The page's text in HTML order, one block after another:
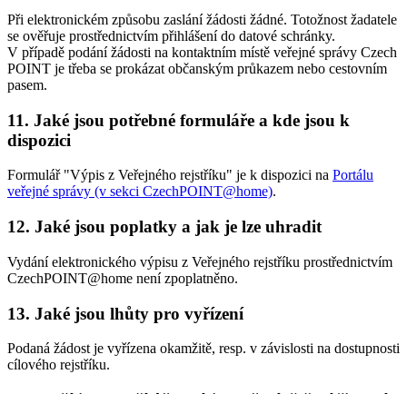
Při elektronickém způsobu zaslání žádosti žádné. Totožnost žadatele
se ověřuje prostřednictvím přihlášení do datové schránky.
V případě podání žádosti na kontaktním místě veřejné správy Czech
POINT je třeba se prokázat občanským průkazem nebo cestovním
pasem.
11. Jaké jsou potřebné formuláře a kde jsou k
dispozici
Formulář "Výpis z Veřejného rejstříku" je k dispozici na Portálu
veřejné správy (v sekci CzechPOINT@home).
12. Jaké jsou poplatky a jak je lze uhradit
Vydání elektronického výpisu z Veřejného rejstříku prostřednictvím
CzechPOINT@home není zpoplatněno.
13. Jaké jsou lhůty pro vyřízení
Podaná žádost je vyřízena okamžitě, resp. v závislosti na dostupnosti
cílového rejstříku.